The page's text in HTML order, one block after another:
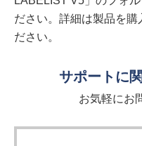
ださい。詳細は製品を購
ださい。
サポートに
お気軽にお